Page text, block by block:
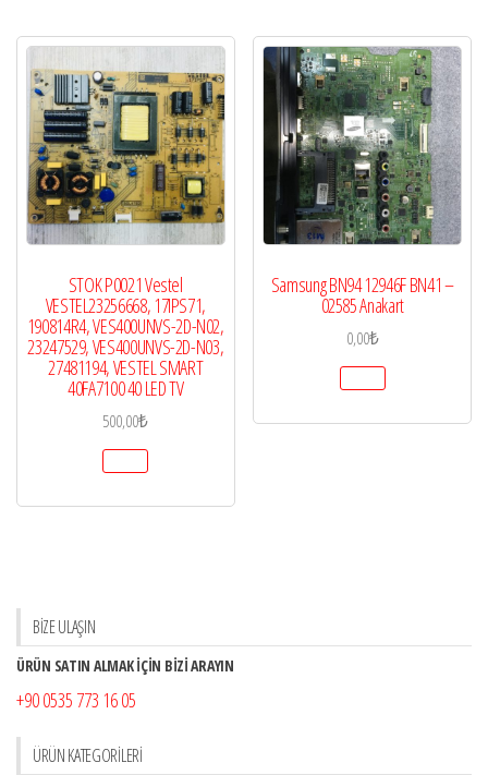
STOK P0021 Vestel
VESTEL23256668, 17IPS71,
190814R4, VES400UNVS-2D-N02,
23247529, VES400UNVS-2D-N03,
27481194, VESTEL SMART
40FA7100 40 LED TV
500,00₺
Samsung BN94 12946F BN41 –
02585 Anakart
0,00₺
BİZE ULAŞIN
ÜRÜN SATIN ALMAK İÇİN BİZİ ARAYIN
+90 0535 773 16 05
ÜRÜN KATEGORILERI